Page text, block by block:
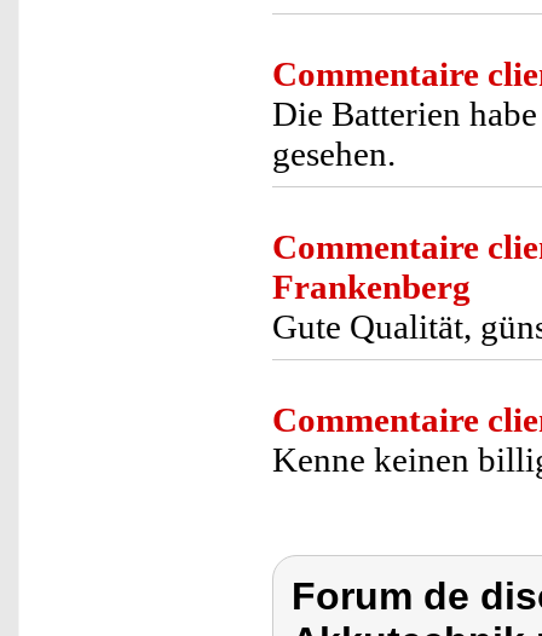
Commentaire
Die Batterien
gesehen.
Commentaire
Frankenberg
Gute Qualität,
Commentaire
Kenne keinen
Forum de